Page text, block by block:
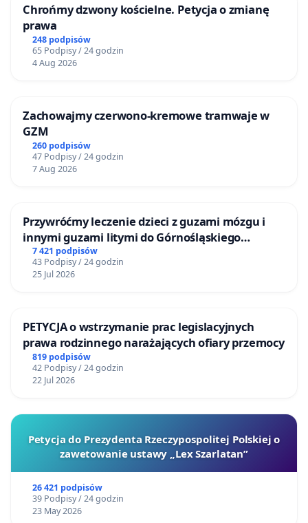
Chrońmy dzwony kościelne. Petycja o zmianę
prawa
248 podpisów
65 Podpisy / 24 godzin
4 Aug 2026
Zachowajmy czerwono-kremowe tramwaje w
GZM
260 podpisów
47 Podpisy / 24 godzin
7 Aug 2026
Przywróćmy leczenie dzieci z guzami mózgu i
innymi guzami litymi do Górnośląskiego
Centrum Zdrowia Dziecka w Katowicach
7 421 podpisów
43 Podpisy / 24 godzin
25 Jul 2026
PETYCJA o wstrzymanie prac legislacyjnych
prawa rodzinnego narażających ofiary przemocy
819 podpisów
42 Podpisy / 24 godzin
22 Jul 2026
Petycja do Prezydenta Rzeczypospolitej Polskiej o
zawetowanie ustawy „Lex Szarlatan”
26 421 podpisów
39 Podpisy / 24 godzin
23 May 2026